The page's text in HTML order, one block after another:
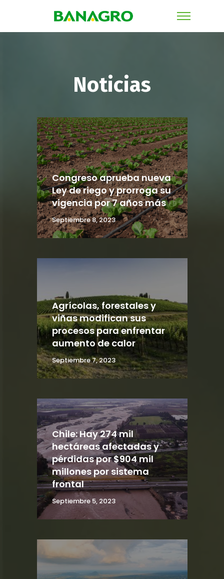
Noticias
Congreso aprueba nueva
Ley de riego y prorroga su
vigencia por 7 años más
Septiembre 8, 2023
Agrícolas, forestales y
viñas modifican sus
procesos para enfrentar
aumento de calor
Septiembre 7, 2023
Chile: Hay 274 mil
hectáreas afectadas y
pérdidas por $904 mil
millones por sistema
frontal
Septiembre 5, 2023